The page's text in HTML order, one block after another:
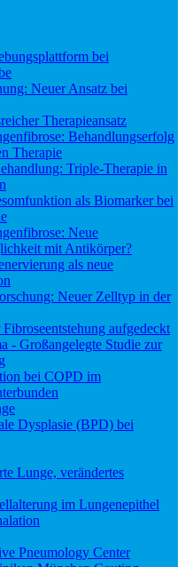
bei
Neuer Ansatz bei
Therapieansatz
Behandlungserfolg
Therapie
Triple-Therapie in
als Biomarker bei
Neue
mit Antikörper?
als neue
Neuer Zelltyp in der
aufgedeckt
- Großangelegte Studie zur
bei COPD im
Dysplasie (BPD) bei
Lunge, verändertes
im Lungenepithel
Pneumology Center